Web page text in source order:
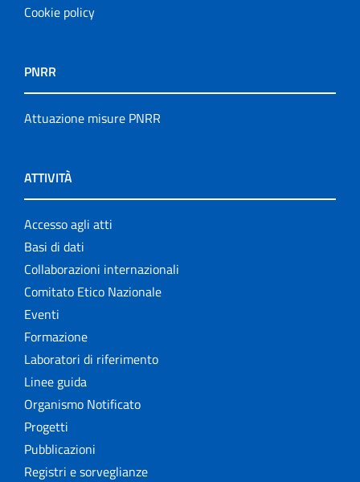
Cookie policy
PNRR
Attuazione misure PNRR
ATTIVITÀ
Accesso agli atti
Basi di dati
Collaborazioni internazionali
Comitato Etico Nazionale
Eventi
Formazione
Laboratori di riferimento
Linee guida
Organismo Notificato
Progetti
Pubblicazioni
Registri e sorveglianze